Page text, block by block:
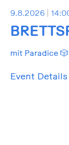
9.8.2026
mit Paradice 🎲
Event